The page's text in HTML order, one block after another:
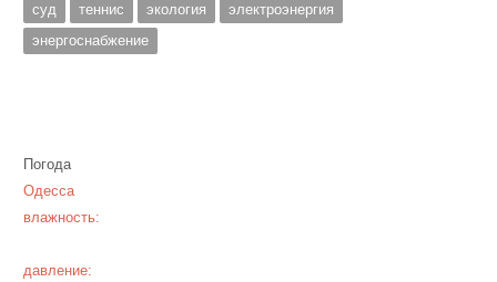
суд
теннис экология
электроэнергия
энергоснабжение
Погода
Одесса
влажность:
давление: